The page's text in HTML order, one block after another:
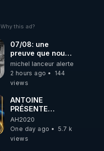
Why this ad?
07/08: une
preuve que nous
somme passé en
absurdie une
dictature qui veut
opposant !
michel lanceur alerte
2 hours ago
144
views
ANTOINE
PRÉSENTE
AH2020 LE LIVE
20H ***DU
06/08/2026***
AH2020
One day ago
5.7 k
views